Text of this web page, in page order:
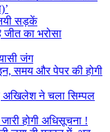
सड़कें
का भरोसा
जंग
समय और पेपर की होगी
अखिलेश ने चला सिम्पल
होगी अधिसूचना !